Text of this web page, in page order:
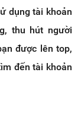
dụng tài khoản
thu hút người
được lên top,
đến tài khoản